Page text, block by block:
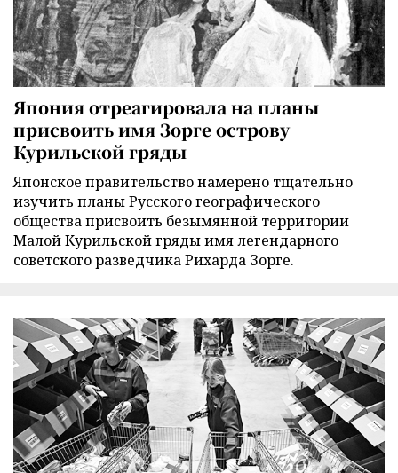
Япония отреагировала на планы
присвоить имя Зорге острову
Курильской гряды
Японское правительство намерено тщательно
изучить планы Русского географического
общества присвоить безымянной территории
Малой Курильской гряды имя легендарного
советского разведчика Рихарда Зорге.